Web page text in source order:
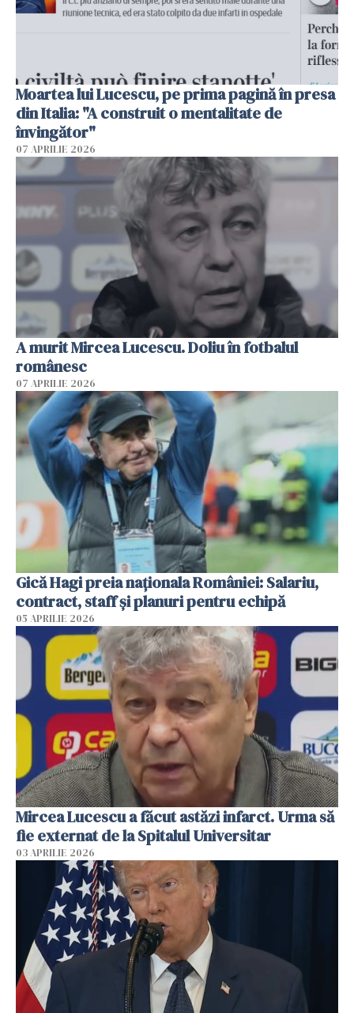
Moartea lui Lucescu, pe prima pagină în presa
din Italia: "A construit o mentalitate de
învingător"
07 APRILIE 2026
A murit Mircea Lucescu. Doliu în fotbalul
românesc
07 APRILIE 2026
Gică Hagi preia naționala României: Salariu,
contract, staff și planuri pentru echipă
05 APRILIE 2026
Mircea Lucescu a făcut astăzi infarct. Urma să
fie externat de la Spitalul Universitar
03 APRILIE 2026